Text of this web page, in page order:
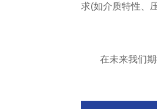
求(如介质特性、
在未来我们期待